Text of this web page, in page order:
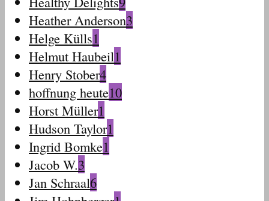
Heather Anderson3
Helge Külls1
Helmut Haubeil1
Henry Stober4
hoffnung heute10
Horst Müller1
Hudson Taylor1
Ingrid Bomke1
Jacob W.3
Jan Schraal6